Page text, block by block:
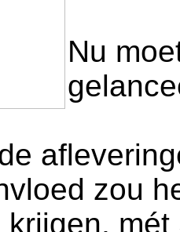
Nu
zou